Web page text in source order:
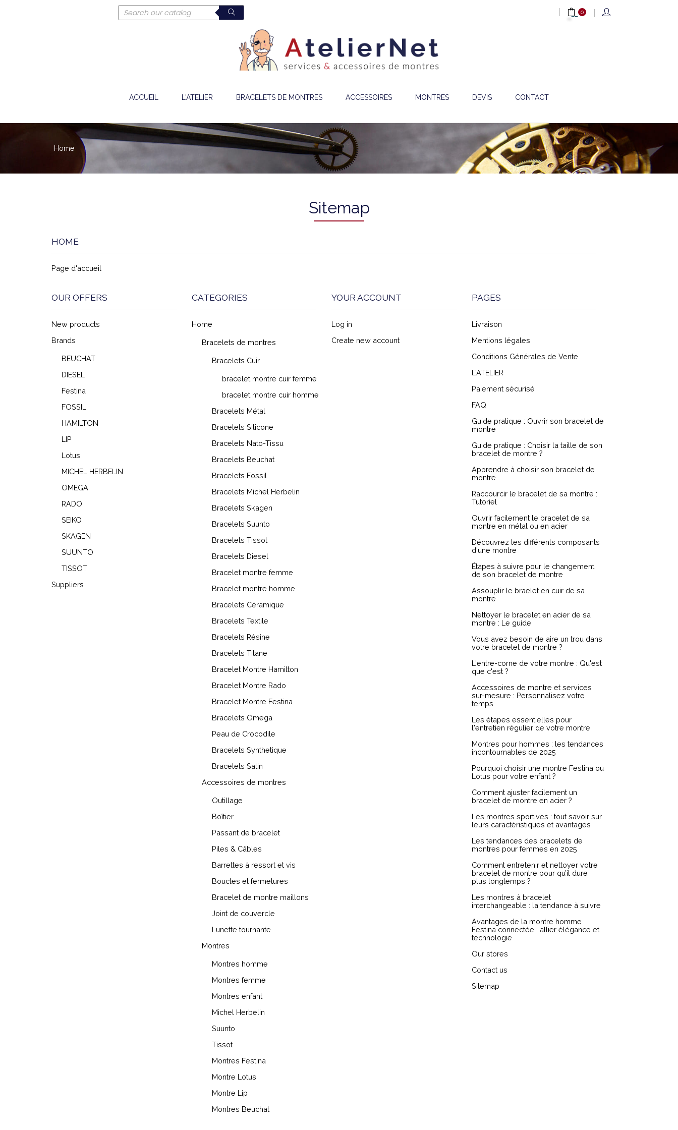
0
ACCUEIL L'ATELIER BRACELETS DE MONTRES ACCESSOIRES MONTRES DEVIS CONTACT
Home
Sitemap
HOME
Page d'accueil
OUR OFFERS
New products
Brands
BEUCHAT
DIESEL
Festina
FOSSIL
HAMILTON
LIP
Lotus
MICHEL HERBELIN
OMEGA
RADO
SEIKO
SKAGEN
SUUNTO
TISSOT
Suppliers
CATEGORIES
Home
Bracelets de montres
Bracelets Cuir
bracelet montre cuir femme
bracelet montre cuir homme
Bracelets Métal
Bracelets Silicone
Bracelets Nato-Tissu
Bracelets Beuchat
Bracelets Fossil
Bracelets Michel Herbelin
Bracelets Skagen
Bracelets Suunto
Bracelets Tissot
Bracelets Diesel
Bracelet montre femme
Bracelet montre homme
Bracelets Céramique
Bracelets Textile
Bracelets Résine
Bracelets Titane
Bracelet Montre Hamilton
Bracelet Montre Rado
Bracelet Montre Festina
Bracelets Omega
Peau de Crocodile
Bracelets Synthetique
Bracelets Satin
Accessoires de montres
Outillage
Boîtier
Passant de bracelet
Piles & Câbles
Barrettes à ressort et vis
Boucles et fermetures
Bracelet de montre maillons
Joint de couvercle
Lunette tournante
Montres
Montres homme
Montres femme
Montres enfant
Michel Herbelin
Suunto
Tissot
Montres Festina
Montre Lotus
Montre Lip
Montres Beuchat
YOUR ACCOUNT
Log in
Create new account
PAGES
Livraison
Mentions légales
Conditions Générales de Vente
L'ATELIER
Paiement sécurisé
FAQ
Guide pratique : Ouvrir son bracelet de
montre
Guide pratique : Choisir la taille de son
bracelet de montre ?
Apprendre à choisir son bracelet de
montre
Raccourcir le bracelet de sa montre :
Tutoriel
Ouvrir facilement le bracelet de sa
montre en métal ou en acier
Découvrez les différents composants
d'une montre
Étapes à suivre pour le changement
de son bracelet de montre
Assouplir le braelet en cuir de sa
montre
Nettoyer le bracelet en acier de sa
montre : Le guide
Vous avez besoin de aire un trou dans
votre bracelet de montre ?
L'entre-corne de votre montre : Qu'est
que c'est ?
Accessoires de montre et services
sur-mesure : Personnalisez votre
temps
Les étapes essentielles pour
l'entretien régulier de votre montre
Montres pour hommes : les tendances
incontournables de 2025
Pourquoi choisir une montre Festina ou
Lotus pour votre enfant ?
Comment ajuster facilement un
bracelet de montre en acier ?
Les montres sportives : tout savoir sur
leurs caractéristiques et avantages
Les tendances des bracelets de
montres pour femmes en 2025
Comment entretenir et nettoyer votre
bracelet de montre pour qu’il dure
plus longtemps ?
Les montres à bracelet
interchangeable : la tendance à suivre
Avantages de la montre homme
Festina connectée : allier élégance et
technologie
Our stores
Contact us
Sitemap